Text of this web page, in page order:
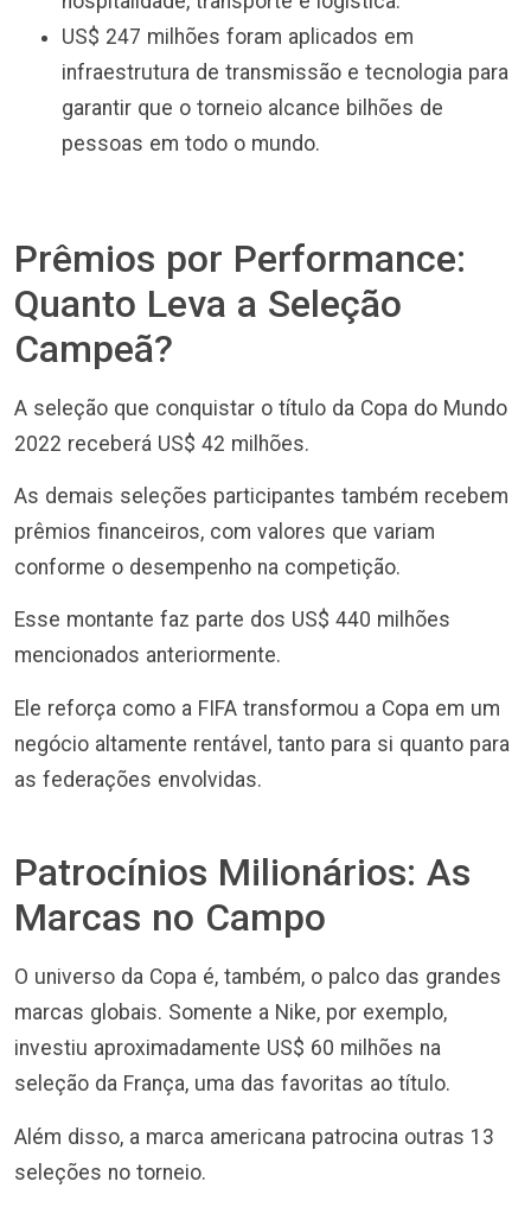
US$ 247 milhões foram aplicados em
infraestrutura de transmissão e tecnologia para
garantir que o torneio alcance bilhões de
pessoas em todo o mundo.
Prêmios por Performance:
Quanto Leva a Seleção
Campeã?
A seleção que conquistar o título da Copa do Mundo
2022 receberá US$ 42 milhões.
As demais seleções participantes também recebem
prêmios financeiros, com valores que variam
conforme o desempenho na competição.
Esse montante faz parte dos US$ 440 milhões
mencionados anteriormente.
Ele reforça como a FIFA transformou a Copa em um
negócio altamente rentável, tanto para si quanto para
as federações envolvidas.
Patrocínios Milionários: As
Marcas no Campo
O universo da Copa é, também, o palco das grandes
marcas globais. Somente a Nike, por exemplo,
investiu aproximadamente US$ 60 milhões na
seleção da França, uma das favoritas ao título.
Além disso, a marca americana patrocina outras 13
seleções no torneio.